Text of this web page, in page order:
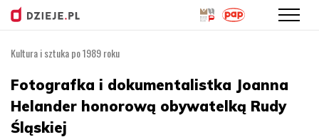
treści
Kultura i sztuka po 1989 roku
Fotografka i dokumentalistka Joanna
Helander honorową obywatelką Rudy
Śląskiej